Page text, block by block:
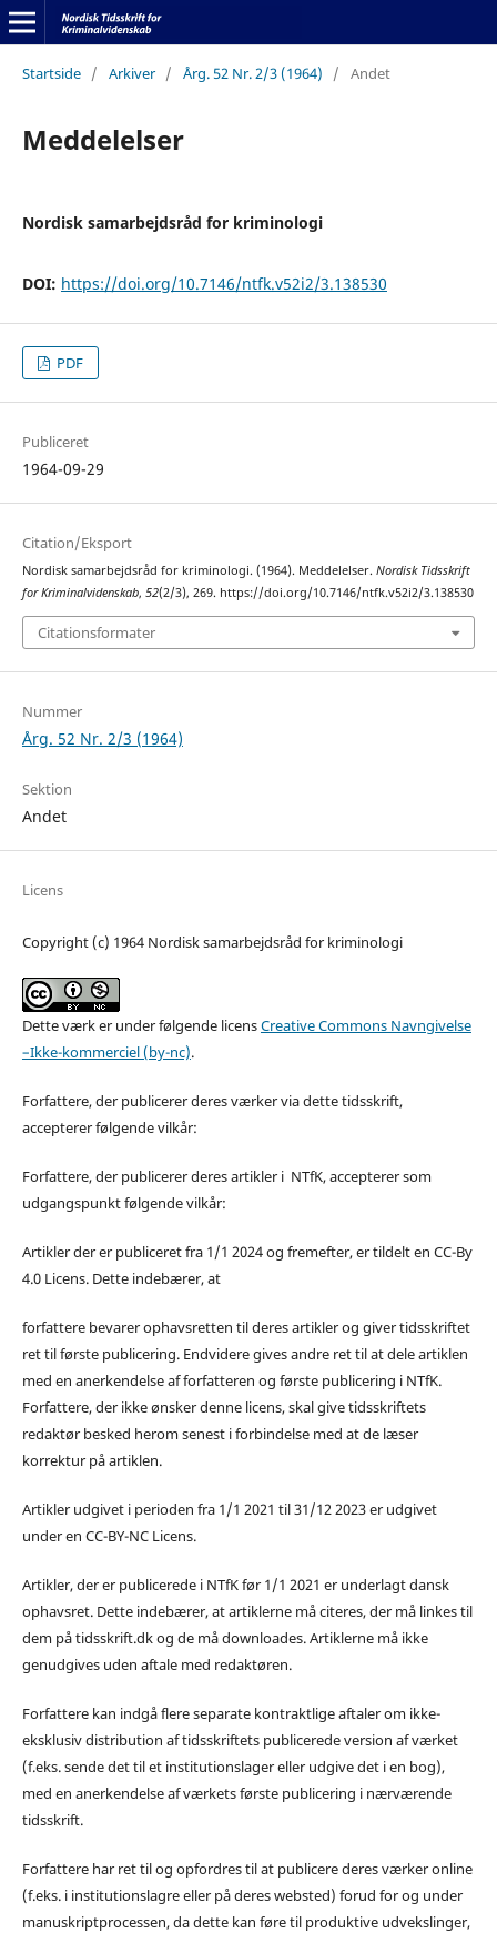
Startside / Arkiver / Årg. 52 Nr. 2/3 (1964) / Andet
Meddelelser
Nordisk samarbejdsråd for kriminologi
DOI: https://doi.org/10.7146/ntfk.v52i2/3.138530
PDF
Publiceret
1964-09-29
Citation/Eksport
Nordisk samarbejdsråd for kriminologi. (1964). Meddelelser. Nordisk Tidsskrift
for Kriminalvidenskab, 52(2/3), 269. https://doi.org/10.7146/ntfk.v52i2/3.138530
Citationsformater
Nummer
Årg. 52 Nr. 2/3 (1964)
Sektion
Andet
Licens
Copyright (c) 1964 Nordisk samarbejdsråd for kriminologi
Dette værk er under følgende licensCreative Commons Navngivelse
–Ikke-kommerciel (by-nc).
Forfattere, der publicerer deres værker via dette tidsskrift,
accepterer følgende vilkår:
Forfattere, der publicerer deres artikler i NTfK, accepterer som
udgangspunkt følgende vilkår:
Artikler der er publiceret fra 1/1 2024 og fremefter, er tildelt en CC-By
4.0 Licens. Dette indebærer, at
forfattere bevarer ophavsretten til deres artikler og giver tidsskriftet
ret til første publicering. Endvidere gives andre ret til at dele artiklen
med en anerkendelse af forfatteren og første publicering i NTfK.
Forfattere, der ikke ønsker denne licens, skal give tidsskriftets
redaktør besked herom senest i forbindelse med at de læser
korrektur på artiklen.
Artikler udgivet i perioden fra 1/1 2021 til 31/12 2023 er udgivet
under en CC-BY-NC Licens.
Artikler, der er publicerede i NTfK før 1/1 2021 er underlagt dansk
ophavsret. Dette indebærer, at artiklerne må citeres, der må linkes til
dem på tidsskrift.dk og de må downloades. Artiklerne må ikke
genudgives uden aftale med redaktøren.
Forfattere kan indgå flere separate kontraktlige aftaler om ikke-
eksklusiv distribution af tidsskriftets publicerede version af værket
(f.eks. sende det til et institutionslager eller udgive det i en bog),
med en anerkendelse af værkets første publicering i nærværende
tidsskrift.
Forfattere har ret til og opfordres til at publicere deres værker online
(f.eks. i institutionslagre eller på deres websted) forud for og under
manuskriptprocessen, da dette kan føre til produktive udvekslinger,